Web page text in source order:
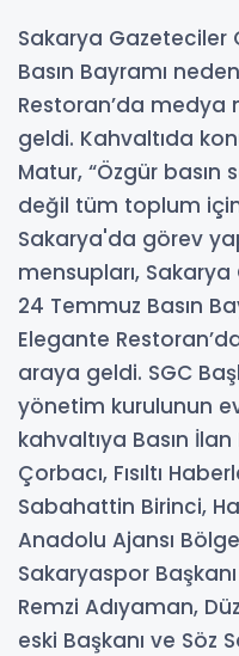
Sakarya Gazeteciler
Basın Bayramı
Restoran’da medya
geldi. Kahvaltıda
Matur, “Özgür
değil tüm toplum
Sakarya'da görev
mensupları,
24 Temmuz Basın
Elegante
araya geldi. SGC
yönetim kurulunun
kahvaltıya Basın
Çorbacı, Fısıltı
Sabahattin Birinci,
Anadolu Ajansı
Sakaryaspor
Remzi Adıyaman,
eski Başkanı ve Söz